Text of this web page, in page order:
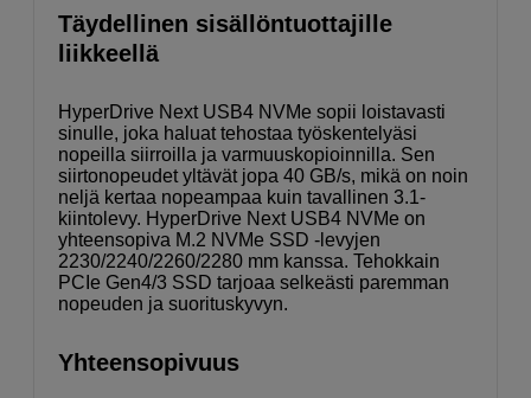
Täydellinen sisällöntuottajille
liikkeellä
HyperDrive Next USB4 NVMe sopii loistavasti
sinulle, joka haluat tehostaa työskentelyäsi
nopeilla siirroilla ja varmuuskopioinnilla. Sen
siirtonopeudet yltävät jopa 40 GB/s, mikä on noin
neljä kertaa nopeampaa kuin tavallinen 3.1-
kiintolevy. HyperDrive Next USB4 NVMe on
yhteensopiva M.2 NVMe SSD -levyjen
2230/2240/2260/2280 mm kanssa. Tehokkain
PCIe Gen4/3 SSD tarjoaa selkeästi paremman
nopeuden ja suorituskyvyn.
Yhteensopivuus